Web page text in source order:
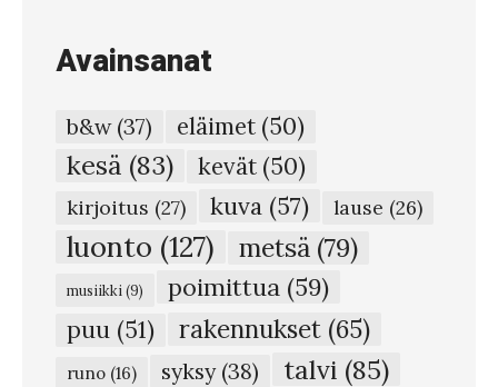
Avainsanat
b&w(37) eläimet (50)
kesä (83) kevät (50)
kirjoitus (27) kuva (57) lause (26)
luonto (127) metsä (79)
musiikki (9) poimittua (59)
puu (51) rakennukset (65)
runo (16) syksy(38) talvi (85)